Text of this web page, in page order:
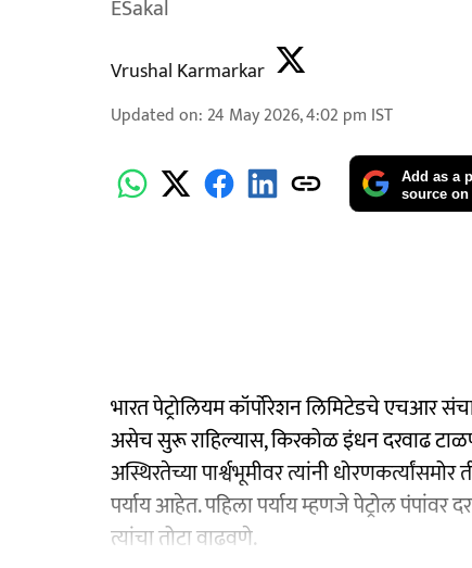
ESakal
Vrushal Karmarkar
Updated on: 24 May 2026, 4:02 pm IST
Add as a
source
भारत पेट्रोलियम कॉर्पोरेशन लिमिटेडचे ​​एचआर
असेच सुरू राहिल्यास, किरकोळ इंधन दरवाढ
अस्थिरतेच्या पार्श्वभूमीवर त्यांनी
पर्याय आहेत. पहिला पर्याय म्हणजे पेट्रोल
त्यांचा तोटा वाढवणे.